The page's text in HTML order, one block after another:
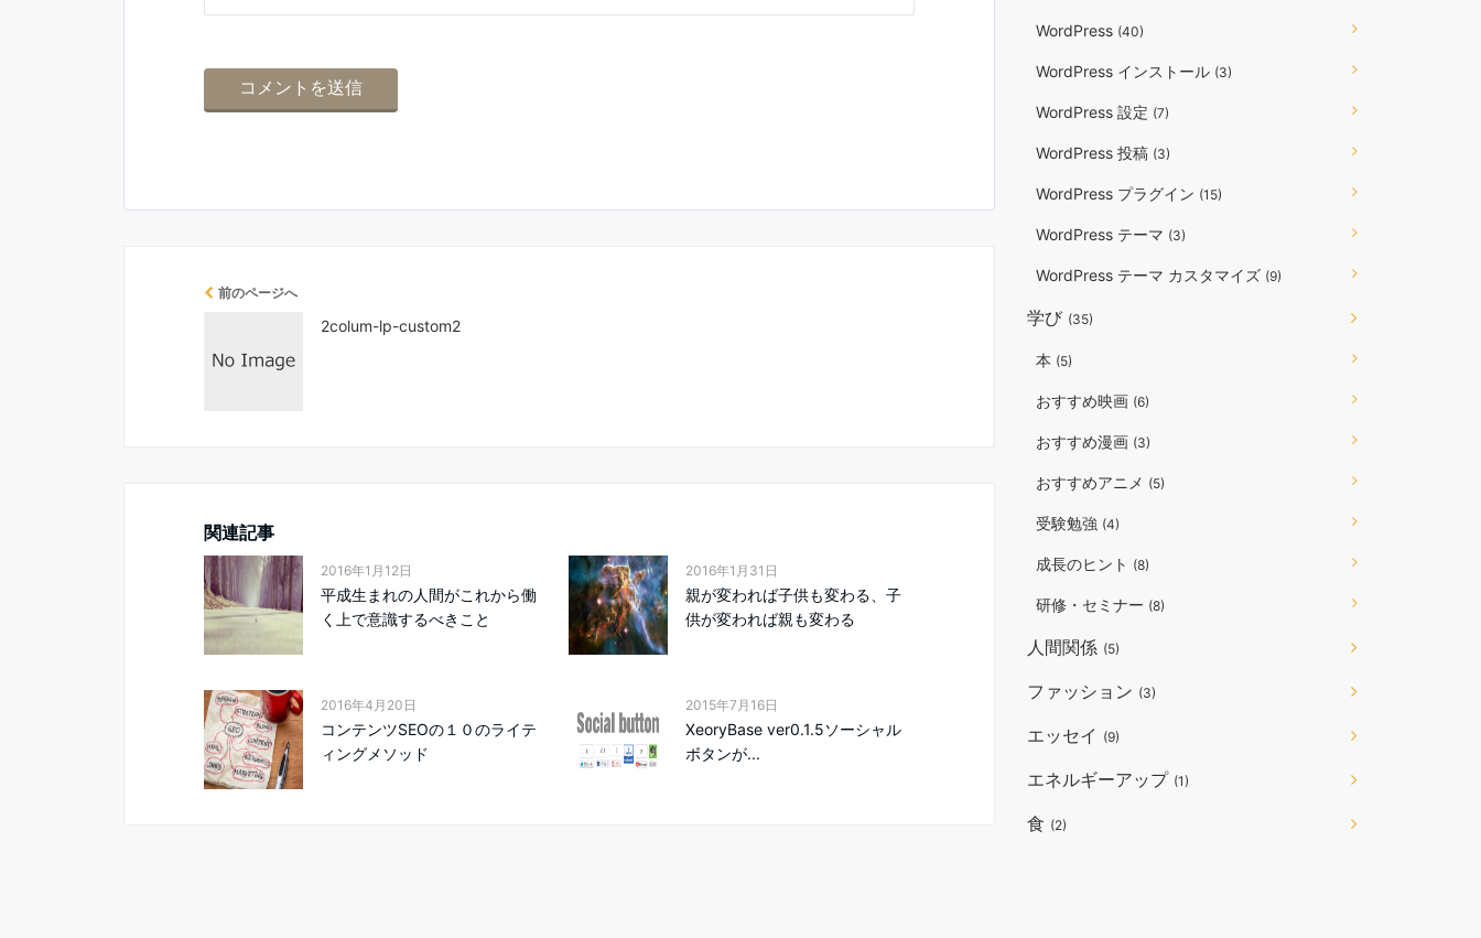
前のページへ
2colum-lp-custom2
関連記事
2016年1月12日
平成生まれの人間がこれから働
く上で意識するべきこと
2016年1月31日
親が変われば子供も変わる、子
供が変われば親も変わる
2016年4月20日
コンテンツSEOの１０のライテ
ィングメソッド
2015年7月16日
XeoryBase ver0.1.5ソーシャル
ボタンが...
WordPress (40)
WordPress インストール (3)
WordPress 設定 (7)
WordPress 投稿 (3)
WordPress プラグイン (15)
WordPress テーマ (3)
WordPress テーマ カスタマイズ (9)
学び (35)
本 (5)
おすすめ映画 (6)
おすすめ漫画 (3)
おすすめアニメ (5)
受験勉強 (4)
成長のヒント (8)
研修・セミナー (8)
人間関係 (5)
ファッション (3)
エッセイ (9)
エネルギーアップ (1)
食 (2)